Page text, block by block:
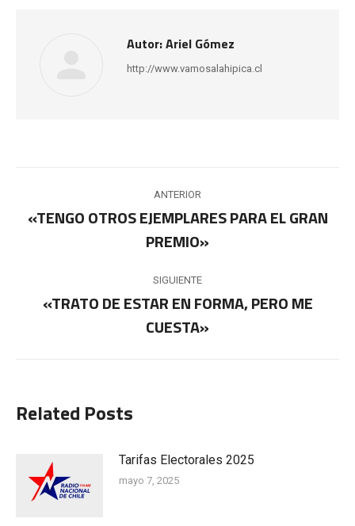
Autor:Ariel Gómez
http://www.vamosalahipica.cl
entre
publicaciones
ANTERIOR
anterior:
«TENGO OTROS EJEMPLARES PARA EL GRAN
PREMIO»
SIGUIENTE
siguiente:
«TRATO DE ESTAR EN FORMA, PERO ME
CUESTA»
Related Posts
Tarifas Electorales 2025
mayo 7, 2025